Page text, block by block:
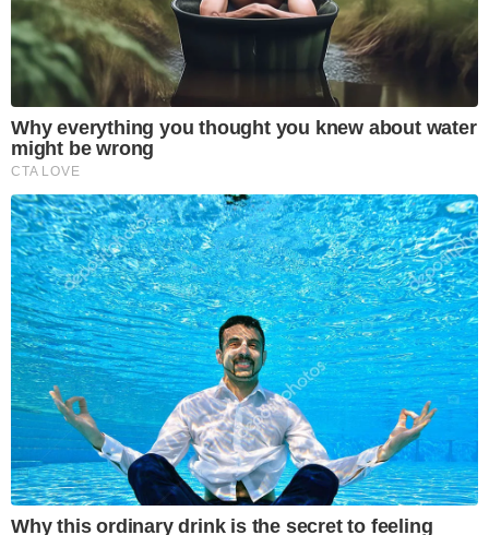
Why everything you thought you knew about water
might be wrong
CTA LOVE
Why this ordinary drink is the secret to feeling